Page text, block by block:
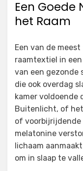
Een Goede
het Raam
Een van de
raamtextiel in
van een gezonde
die ook overdag
kamer voldoende
Buitenlicht, of
of voorbijrijdende
melatonine
lichaam
om in slaap te